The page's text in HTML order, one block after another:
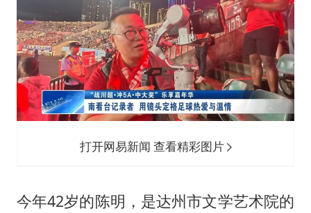
打开网易新闻 查看精彩图片
今年42岁的陈明，是达州市文学艺术院的